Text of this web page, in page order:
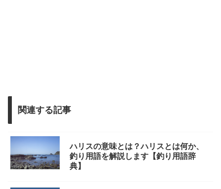
関連する記事
ハリスの意味とは？ハリスとは何か、
釣り用語を解説します【釣り用語辞
典】